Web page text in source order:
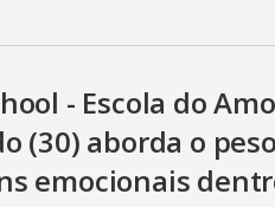
- Escola do
(30) aborda o peso
emocionais